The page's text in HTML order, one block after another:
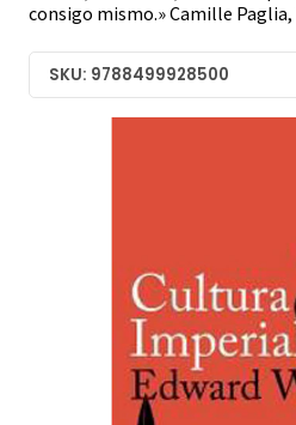
consigo mismo.» Camille
SKU: 9788499928500